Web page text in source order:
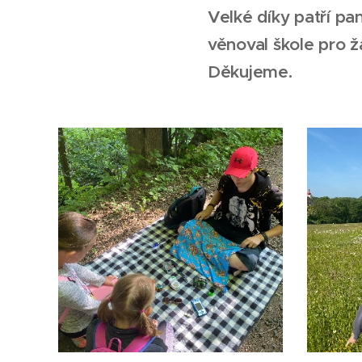
Velké díky patří
věnoval škole pro
Děkujeme.